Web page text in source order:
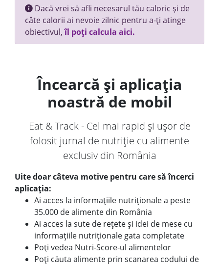
Dacă vrei să afli necesarul tău caloric și de
câte calorii ai nevoie zilnic pentru a-ți atinge
obiectivul,îl poți calcula aici.
Încearcă și aplicația
noastră de mobil
Eat & Track - Cel mai rapid și ușor de
folosit jurnal de nutriție cu alimente
exclusiv din România
Uite doar câteva motive pentru care să încerci
aplicația:
Ai acces la informațiile nutriționale a peste
35.000 de alimente din România
Ai acces la sute de rețete și idei de mese cu
informațiile nutriționale gata completate
Poți vedea Nutri-Score-ul alimentelor
Poți căuta alimente prin scanarea codului de